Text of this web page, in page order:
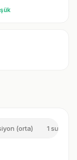
(orta) 1 su